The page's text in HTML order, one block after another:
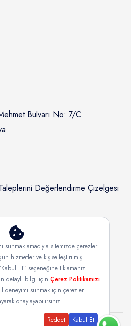
Bulvarı No: 7/C
Değerlendirme Çizelgesi
İletişim Banka Bilgileri
amacıyla sitemizde çerezler
hizmetler ve kişiselleştirilmiş
Et” seçeneğine tıklamanız
detaylı bilgi için Çerez Politikamızı
deneyimi sunmak için çerezler
onaylayabilirsiniz.
Reddet Kabul Et